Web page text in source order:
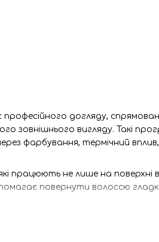
професійного догляду,
зовнішнього вигляду. Такі
фарбування, термічний вплив,
працюють не лише на поверхні
повернути волоссю